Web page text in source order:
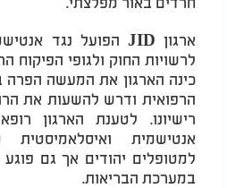
ארגון JID הפועל נגד
לרשויות החוק ולגופי הפיקוח
כינה הארגון את המעשה
הרפואית ודרש להשעות את
רישיונו. לטענת הארגון
אנטישמית
למטופלים יהודים אך גם
במערכת הבריאות.